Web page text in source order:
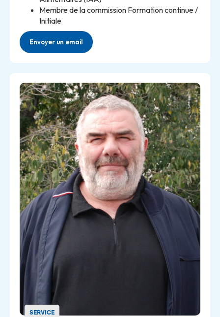
Membre de la commission Formation continue /
Initiale
Envoyer un email
SERVICE